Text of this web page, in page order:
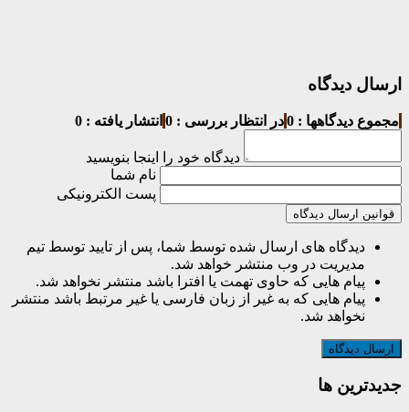
ارسال دیدگاه
مجموع دیدگاهها : 0 در انتظار بررسی : 0 انتشار یافته : 0
دیدگاه خود را اینجا بنویسید
نام شما
پست الکترونیکی
قوانین ارسال دیدگاه
دیدگاه های ارسال شده توسط شما، پس از تایید توسط تیم
مدیریت در وب منتشر خواهد شد.
پیام هایی که حاوی تهمت یا افترا باشد منتشر نخواهد شد.
پیام هایی که به غیر از زبان فارسی یا غیر مرتبط باشد منتشر
نخواهد شد.
جديدترين ها